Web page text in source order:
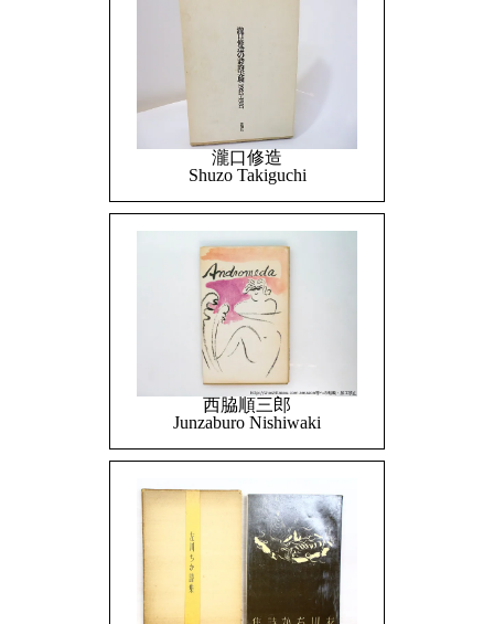
瀧口修造
Shuzo Takiguchi
西脇順三郎
Junzaburo Nishiwaki